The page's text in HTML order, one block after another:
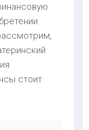
стоит